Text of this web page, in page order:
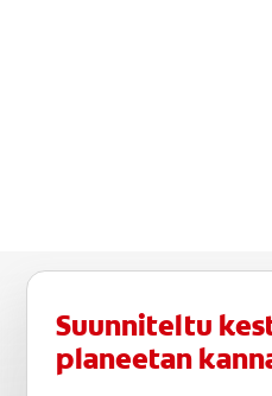
Suunniteltu
planeetan